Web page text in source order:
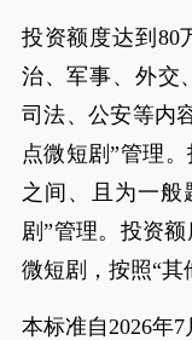
投资额度达到80
治、军事、外交
司法、公安等内
点微短剧”管理
之间、且为一般
剧”管理。投资
微短剧，按照“其
本标准自2026年7